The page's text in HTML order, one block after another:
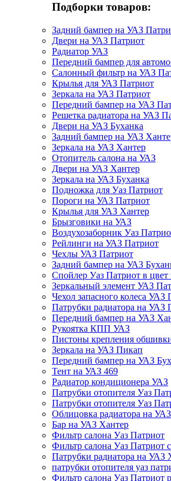
Подборки товаров:
Задний бампер на УАЗ
Двери на УАЗ Патриот
Радиатор УАЗ
Передний бампер для
Салонный фильтр на УАЗ
Крылья для УАЗ Патриот
Зеркала на УАЗ Патриот
Передний бампер на УАЗ
Решетка радиатора на УАЗ
Двери на УАЗ Буханка
Задний бампер на УАЗ
Зеркала на УАЗ Хантер
Отопитель салона на УАЗ
Двери на УАЗ Хантер
Зеркала на УАЗ Буханка
Подножка для Уаз Патриот
Пороги на УАЗ Патриот
Крылья для УАЗ Хантер
Брызговики на УАЗ
Воздухозаборник Уаз
Рейлинги на УАЗ Патриот
Чехлы УАЗ Патриот
Задний бампер на УАЗ
Спойлер Уаз Патриот в цвет
Зеркальный элемент УАЗ
Чехол запасного колеса УАЗ
Патрубки радиатора на УАЗ
Передний бампер на УАЗ
Рукоятка КПП УАЗ
Пистоны крепления
Зеркала на УАЗ Пикап
Передний бампер на УАЗ
Тент на УАЗ 469
Радиатор кондиционера УАЗ
Патрубки отопителя Уаз
Патрубки отопителя Уаз
Облицовка радиатора на
Бар на УАЗ Хантер
Фильтр салона Уаз Патриот
Фильтр салона Уаз Патриот
Патрубки радиатора на УАЗ
патрубки отопителя уаз
Фильтр салона Уаз Патриот